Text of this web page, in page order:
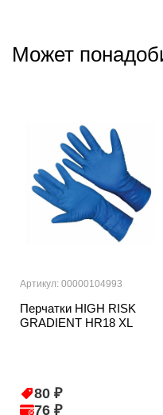
Может
Артикул: 00000104993
Перчатки HIGH RISK
GRADIENT HR18 XL
80 ₽
76 ₽